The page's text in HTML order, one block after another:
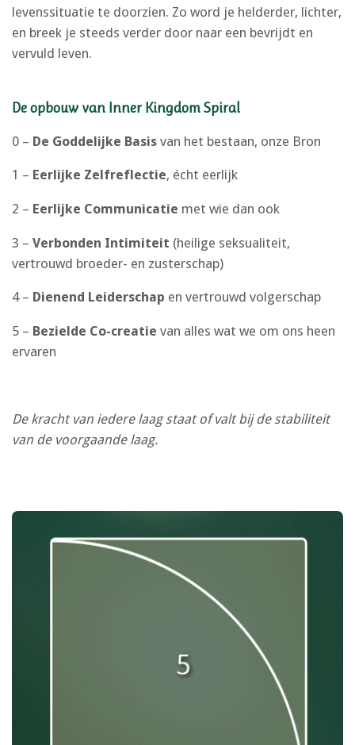
levenssituatie te doorzien. Zo word je helderder, lichter,
en breek je steeds verder door naar een bevrijdt en
vervuld leven.
De opbouw van Inner Kingdom Spiral
0 – De Goddelijke Basis van het bestaan, onze Bron
1 – Eerlijke Zelfreflectie, écht eerlijk
2 – Eerlijke Communicatie met wie dan ook
3 – Verbonden Intimiteit (heilige seksualiteit,
vertrouwd broeder- en zusterschap)
4 – Dienend Leiderschap en vertrouwd volgerschap
5 – Bezielde Co-creatie van alles wat we om ons heen
ervaren
De kracht van iedere laag staat of valt bij de stabiliteit
van de voorgaande laag.